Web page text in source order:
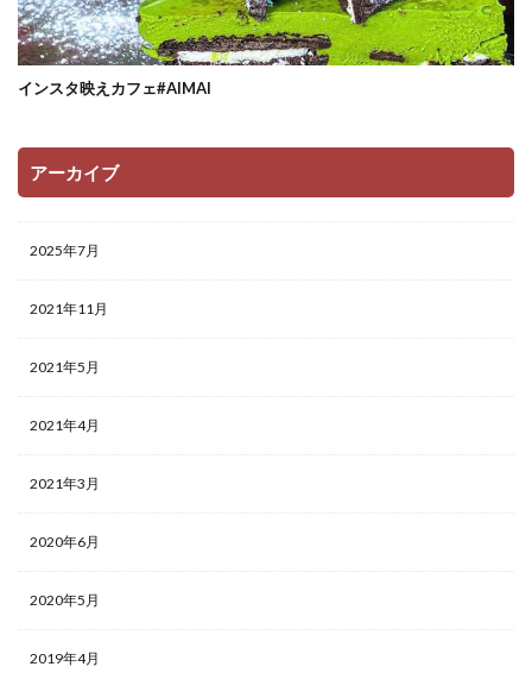
インスタ映えカフェ#AIMAI
アーカイブ
2025年7月
2021年11月
2021年5月
2021年4月
2021年3月
2020年6月
2020年5月
2019年4月